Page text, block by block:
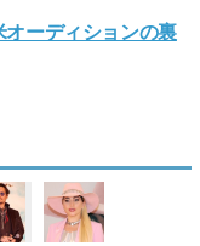
ーディションの裏